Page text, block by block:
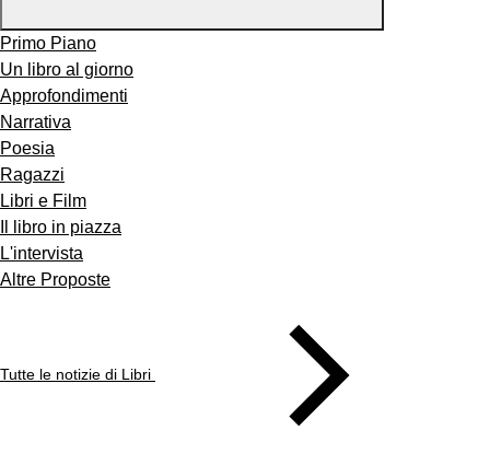
Primo Piano
Un libro al giorno
Approfondimenti
Narrativa
Poesia
Ragazzi
Libri e Film
Il libro in piazza
L'intervista
Altre Proposte
Tutte le notizie di Libri